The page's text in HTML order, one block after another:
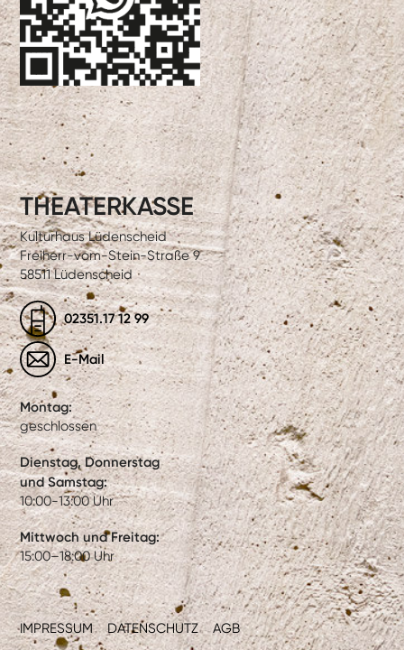
IMPRESSUM DATENSCHUTZ AGB
THEATERKASSE
Kulturhaus Lüdenscheid
Freiherr-vom-Stein-Straße 9
58511 Lüdenscheid
02351.17 12 99
E-Mail
Montag:
geschlossen
Dienstag, Donnerstag
und Samstag:
10:00-13:00 Uhr
Mittwoch und Freitag:
15:00–18:00 Uhr